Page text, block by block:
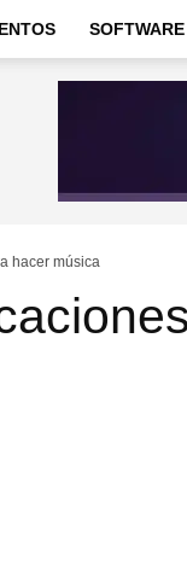
SOFTWARE
hacer música